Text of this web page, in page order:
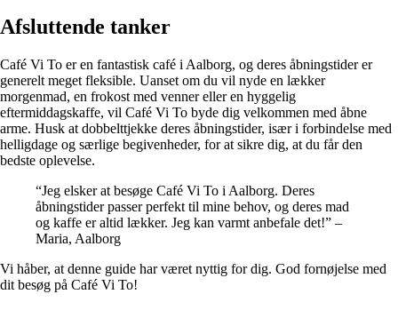
Afsluttende tanker
Café Vi To er en fantastisk café i Aalborg, og deres åbningstider er
generelt meget fleksible. Uanset om du vil nyde en lækker
morgenmad, en frokost med venner eller en hyggelig
eftermiddagskaffe, vil Café Vi To byde dig velkommen med åbne
arme. Husk at dobbelttjekke deres åbningstider, især i forbindelse med
helligdage og særlige begivenheder, for at sikre dig, at du får den
bedste oplevelse.
“Jeg elsker at besøge Café Vi To i Aalborg. Deres
åbningstider passer perfekt til mine behov, og deres mad
og kaffe er altid lækker. Jeg kan varmt anbefale det!” –
Maria, Aalborg
Vi håber, at denne guide har været nyttig for dig. God fornøjelse med
dit besøg på Café Vi To!